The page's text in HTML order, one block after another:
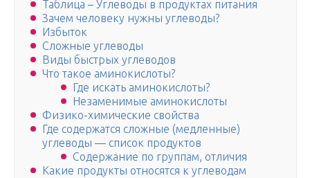
Таблица – Углеводы в продуктах питания
Зачем человеку нужны углеводы?
Избыток
Сложные углеводы
Виды быстрых углеводов
Что такое аминокислоты?
Где искать аминокислоты?
Незаменимые аминокислоты
Физико-химические свойства
Где содержатся сложные (медленные)
углеводы — список продуктов
Содержание по группам, отличия
Какие продукты относятся к углеводам